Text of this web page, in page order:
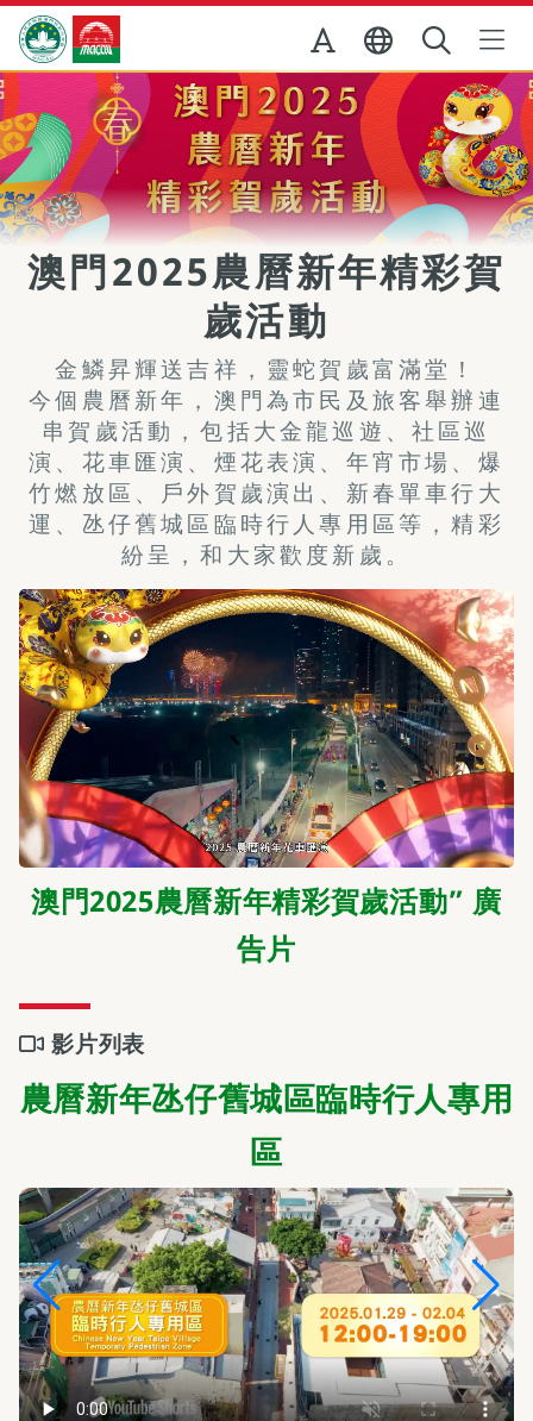
跳至主内容
澳門特別行政區政府旅遊局
澳門2025農曆新年精彩賀
歲活動
金鱗昇輝送吉祥，靈蛇賀歲富滿堂！
今個農曆新年，澳門為市民及旅客舉辦連
串賀歲活動，包括大金龍巡遊、社區巡
演、花車匯演、煙花表演、年宵市場、爆
竹燃放區、戶外賀歲演出、新春單車行大
運、氹仔舊城區臨時行人專用區等，精彩
紛呈，和大家歡度新歲。
澳門2025農曆新年精彩賀歲活動” 廣
告片
影片列表
農曆新年氹仔舊城區臨時行人專用
區